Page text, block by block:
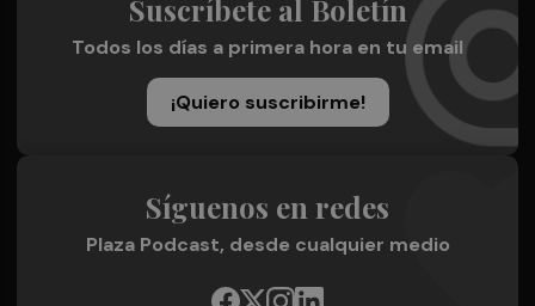
Suscríbete al Boletín
Todos los días a primera hora en tu email
¡Quiero suscribirme!
Síguenos en redes
Plaza Podcast, desde cualquier medio